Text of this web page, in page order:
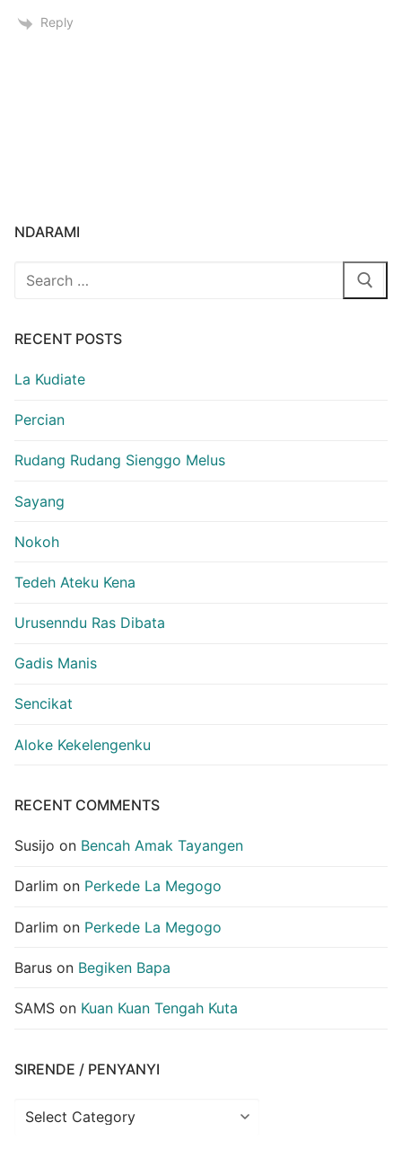
Reply
NDARAMI
Search
RECENT POSTS
La Kudiate
Percian
Rudang Rudang Sienggo Melus
Sayang
Nokoh
Tedeh Ateku Kena
Urusenndu Ras Dibata
Gadis Manis
Sencikat
Aloke Kekelengenku
RECENT COMMENTS
Susijo on Bencah Amak Tayangen
Darlim on Perkede La Megogo
Darlim on Perkede La Megogo
Barus on Begiken Bapa
SAMS on Kuan Kuan Tengah Kuta
SIRENDE / PENYANYI
Sirende